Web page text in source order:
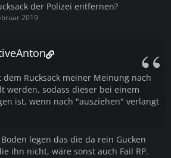
der Polizei entfernen?
2019
Rucksack meiner Meinung nach
werden, sodass dieser bei einem
ist, wenn nach "ausziehen" verlangt
legen das die da rein Gucken
ihn nicht, wäre sonst auch Fail RP.